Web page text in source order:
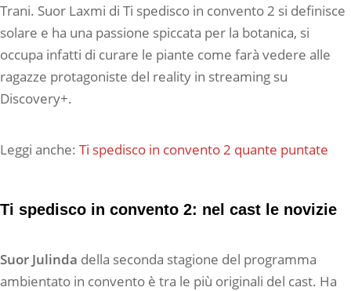
Trani. Suor Laxmi di Ti spedisco in convento 2 si definisce
solare e ha una passione spiccata per la botanica, si
occupa infatti di curare le piante come farà vedere alle
ragazze protagoniste del reality in streaming su
Discovery+.
Leggi anche: Ti spedisco in convento 2 quante puntate
Ti spedisco in convento 2: nel cast le novizie
Suor Julinda della seconda stagione del programma
ambientato in convento è tra le più originali del cast. Ha